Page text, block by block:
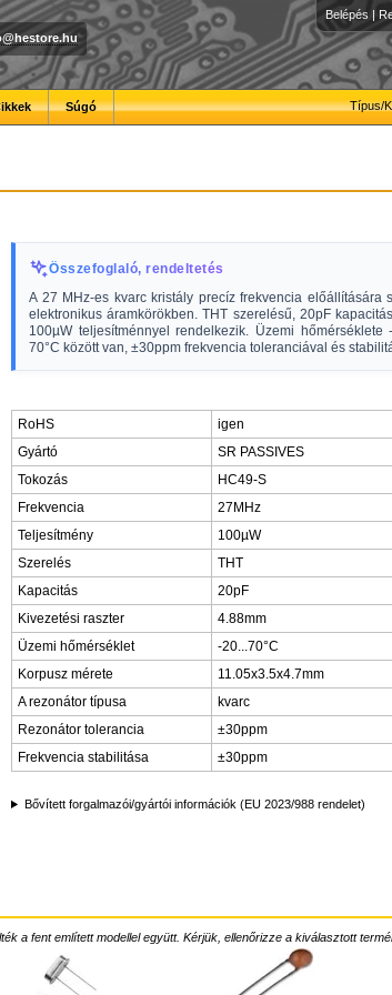
Belépés |
Típus/
Súgó
Összefoglaló, rendeltetés
A 27 MHz-es kvarc kristály precíz frekvencia előállítására
elektronikus áramkörökben. THT szerelésű, 20pF
100µW teljesítménnyel rendelkezik. Üzemi hőmérséklete
70°C között van, ±30ppm frekvencia toleranciával és
RoHS
igen
Gyártó
SR PASSIVES
Tokozás
HC49-S
Frekvencia
27MHz
Teljesítmény
100µW
Szerelés
THT
Kapacitás
20pF
Kivezetési raszter
4.88mm
Üzemi hőmérséklet
-20...70°C
Korpusz mérete
11.05x3.5x4.7mm
A rezonátor típusa
kvarc
Rezonátor tolerancia
±30ppm
Frekvencia stabilitása
±30ppm
Bővített forgalmazói/gyártói információk (EU 2023/988 rendelet)
a fent említett modellel együtt. Kérjük, ellenőrizze a kiválasztott